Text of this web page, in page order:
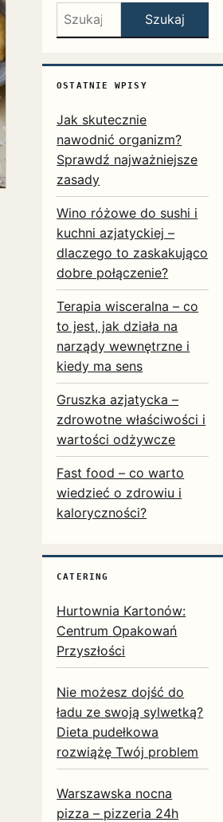
Szukaj: Szukaj
OSTATNIE WPISY
Jak skutecznie
nawodnić organizm?
Sprawdź najważniejsze
zasady
Wino różowe do sushi i
kuchni azjatyckiej –
dlaczego to zaskakująco
dobre połączenie?
Terapia wisceralna – co
to jest, jak działa na
narządy wewnętrzne i
kiedy ma sens
Gruszka azjatycka –
zdrowotne właściwości i
wartości odżywcze
Fast food – co warto
wiedzieć o zdrowiu i
kaloryczności?
CATERING
Hurtownia Kartonów:
Centrum Opakowań
Przyszłości
Nie możesz dojść do
ładu ze swoją sylwetką?
Dieta pudełkowa
rozwiążę Twój problem
Warszawska nocna
pizza – pizzeria 24h